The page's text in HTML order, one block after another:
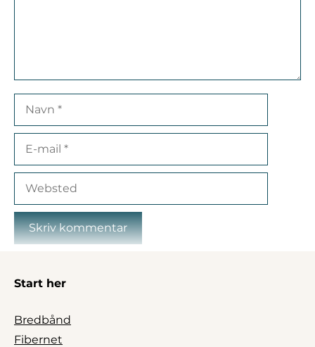
Navn
Websted
Start her
Bredbånd
Fibernet